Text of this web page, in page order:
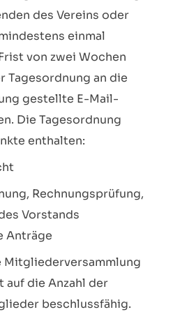
des Vereins oder
einmal
von zwei Wochen
Tagesordnung an die
gestellte E-Mail-
Die Tagesordnung
enthalten:
Rechnungsprüfung,
Vorstands
Anträge
auf die Anzahl der
beschlussfähig.